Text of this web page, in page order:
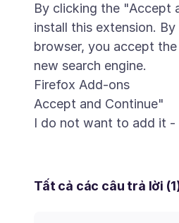
By clicking the "Accept
install this extension.
browser, you accept
new search engine.
Firefox Add-ons
Accept and Continue"
Tất cả các câu trả lời